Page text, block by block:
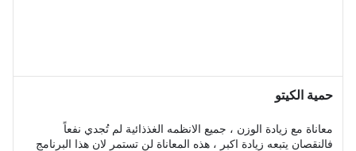
حمية الكيتو
معاناة مع زيادة الوزن ، جميع الانظمه الغذذائية لم تُجدي نفعاً
فالنقصان يتبعه زيادة اكبر ، هذه المعاناة لن تستمر لان هذا البرنامج